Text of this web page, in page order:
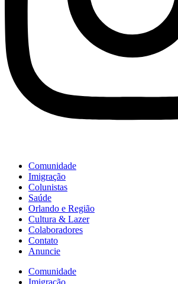
Comunidade
Imigração
Colunistas
Saúde
Orlando e Região
Cultura & Lazer
Colaboradores
Contato
Anuncie
Comunidade